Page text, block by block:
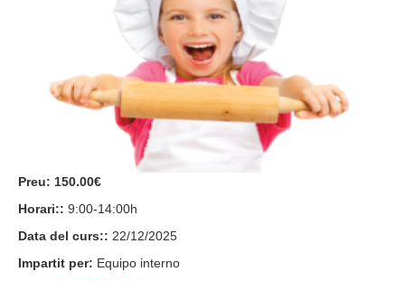
Preu: 150.00€
Horari:: 9:00-14:00h
Data del curs:: 22/12/2025
Impartit per: Equipo interno